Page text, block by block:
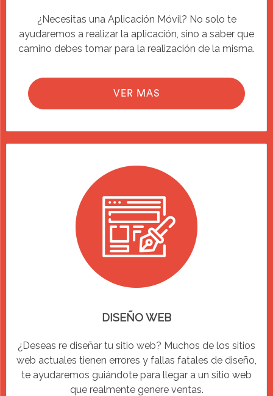
¿Necesitas una Aplicación Móvil? No solo te
ayudaremos a realizar la aplicación, sino a saber que
camino debes tomar para la realización de la misma.
VER MAS
DISEÑO WEB
¿Deseas re diseñar tu sitio web? Muchos de los sitios
web actuales tienen errores y fallas fatales de diseño,
te ayudaremos guiándote para llegar a un sitio web
que realmente genere ventas.